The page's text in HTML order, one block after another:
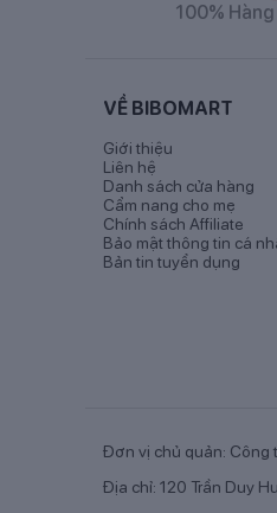
1. Thành
Thành phần dinh
- Dinh dưỡng:
100%
VỀ BIBOMART
Giới thiệu
Liên hệ
Danh sách cửa hàng
Cẩm nang cho mẹ
Chính sách Affiliate
Bảo mật thông tin cá
Bản tin tuyển dụng
Đơn vị chủ quản: Công
Địa chỉ: 120 Trần Duy